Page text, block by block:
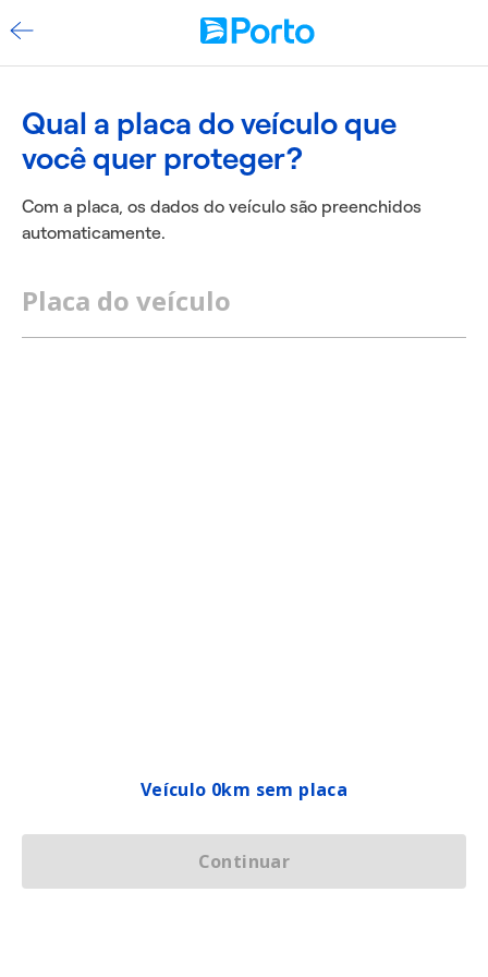
Qual a placa do veículo que
você quer proteger?
Com a placa, os dados do veículo são preenchidos
automaticamente.
Placa do veículo
Veículo 0km sem placa
Continuar